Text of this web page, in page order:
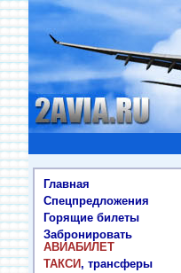
Главная
Спецпредложения
Горящие билеты
Забронировать
АВИАБИЛЕТ
ТАКСИ, трансферы